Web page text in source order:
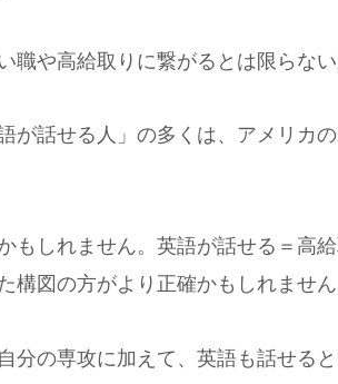
職や高給取りに繋がるとは限らない
が話せる人」の多くは、アメリカ
もしれません。英語が話せる＝高
構図の方がより正確かもしれません
分の専攻に加えて、英語も話せる